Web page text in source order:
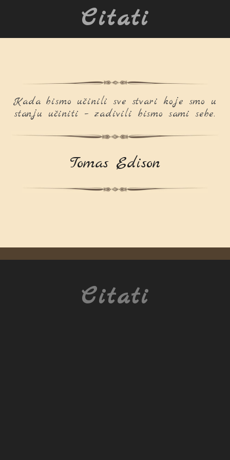
Citati
Kada bismo učinili sve stvari koje smo u
stanju učiniti – zadivili bismo sami sebe.
Tomas Edison
Citati